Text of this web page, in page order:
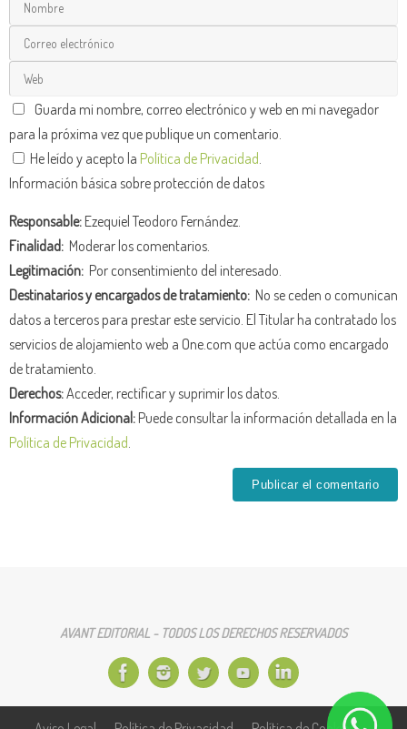
Guarda mi nombre, correo electrónico y web en mi navegador
para la próxima vez que publique un comentario.
He leído y acepto la Política de Privacidad.
Información básica sobre protección de datos
Responsable:Ezequiel Teodoro Fernández.
Finalidad: Moderar los comentarios.
Legitimación: Por consentimiento del interesado.
Destinatarios y encargados de tratamiento: No se ceden o comunican
datos a terceros para prestar este servicio. El Titular ha contratado los
servicios de alojamiento web a One.com que actúa como encargado
de tratamiento.
Derechos:Acceder, rectificar y suprimir los datos.
Información Adicional:Puede consultar la información detallada en la
Política de Privacidad.
AVANT EDITORIAL - TODOS LOS DERECHOS RESERVADOS